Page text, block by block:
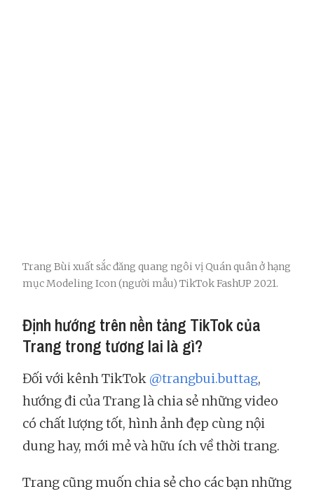
Trang Bùi xuất sắc đăng quang ngôi vị Quán quân ở hạng
mục Modeling Icon (người mẫu) TikTok FashUP 2021.
Định hướng trên nền tảng TikTok của
Trang trong tương lai là gì?
Đối với kênh TikTok @trangbui.buttag,
hướng đi của Trang là chia sẻ những video
có chất lượng tốt, hình ảnh đẹp cùng nội
dung hay, mới mẻ và hữu ích về thời trang.
Trang cũng muốn chia sẻ cho các bạn những